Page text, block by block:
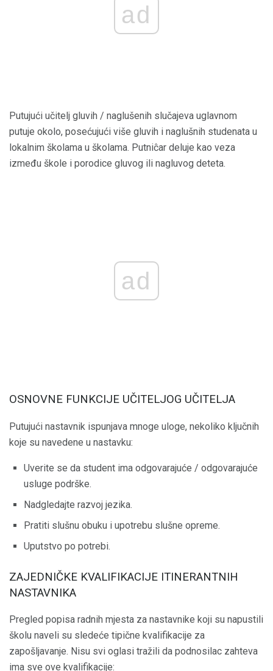
ad
Putujući učitelj gluvih / naglušenih slučajeva uglavnom
putuje okolo, posećujući više gluvih i naglušnih studenata u
lokalnim školama u školama. Putniĉar deluje kao veza
između škole i porodice gluvog ili nagluvog deteta.
ad
OSNOVNE FUNKCIJE UČITELJOG UČITELJA
Putujući nastavnik ispunjava mnoge uloge, nekoliko ključnih
koje su navedene u nastavku:
Uverite se da student ima odgovarajuće / odgovarajuće
usluge podrške.
Nadgledajte razvoj jezika.
Pratiti slušnu obuku i upotrebu slušne opreme.
Uputstvo po potrebi.
ZAJEDNIČKE KVALIFIKACIJE ITINERANTNIH
NASTAVNIKA
Pregled popisa radnih mjesta za nastavnike koji su napustili
školu naveli su sledeće tipične kvalifikacije za
zapošljavanje. Nisu svi oglasi tražili da podnosilac zahteva
ima sve ove kvalifikacije: